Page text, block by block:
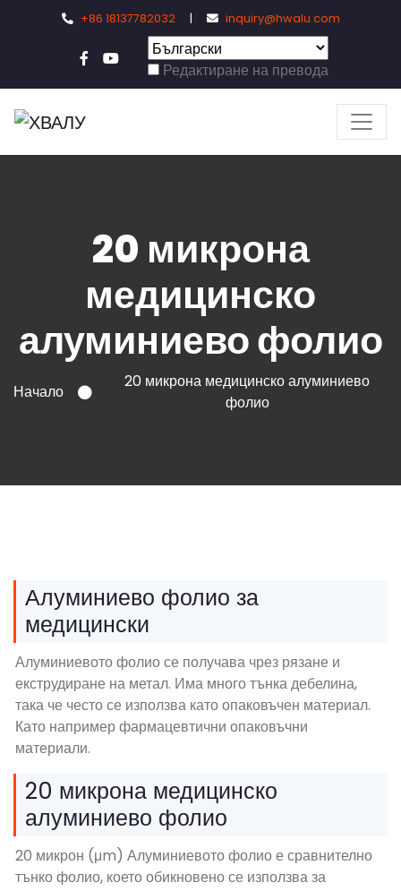
+86 18137782032 | inquiry@hwalu.com
Редактиране на превода
20 микрона
медицинско
алуминиево фолио
Начало
20 микрона медицинско алуминиево
фолио
Алуминиево фолио за
медицински
Алуминиевото фолио се получава чрез рязане и
екструдиране на метал. Има много тънка дебелина,
така че често се използва като опаковъчен материал.
Като например фармацевтични опаковъчни
материали.
20 микрона медицинско
алуминиево фолио
20 микрон (μm) Алуминиевото фолио е сравнително
тънко фолио, което обикновено се използва за